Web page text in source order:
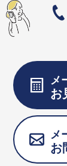
メ
お
メ
お